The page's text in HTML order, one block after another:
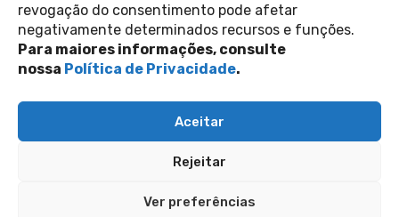
revogação do consentimento pode afetar
negativamente determinados recursos e funções.
Para maiores informações, consulte
nossa Política de Privacidade.
Aceitar
Rejeitar
Ver preferências
Política de Privacidade
Perguntas Frequentes
copyright 2026
Inscreva-se na nossa newsletter